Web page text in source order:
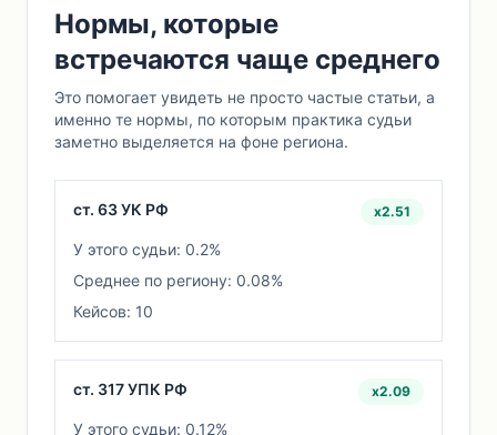
Нормы, которые
встречаются чаще среднего
Это помогает увидеть не просто частые статьи, а
именно те нормы, по которым практика судьи
заметно выделяется на фоне региона.
ст. 63 УК РФ x2.51
У этого судьи: 0.2%
Среднее по региону: 0.08%
Кейсов: 10
ст. 317 УПК РФ x2.09
У этого судьи: 0.12%